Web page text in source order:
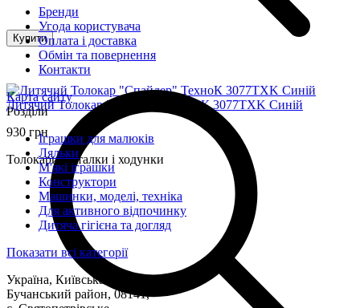
Дитячий Толокар "Спайдер" ТехноК 3077TXK Синій
930 грн
Толокари, каталки і ходунки
Купити
Бренди
Угода користувача
Оплата і доставка
Обмін та повернення
Контакти
Карта сайту
Розділи
Іграшки для малюків
Ляльки
М'які іграшки
Конструктори
Машинки, моделі, техніка
Для активного відпочинку
Дитяча гігієна та догляд
Показати всі категорії
Україна, Київська область,
Бучанський район, 08141,